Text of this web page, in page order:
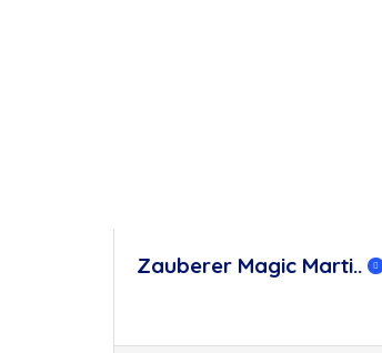
Zauberer Magic Marti..